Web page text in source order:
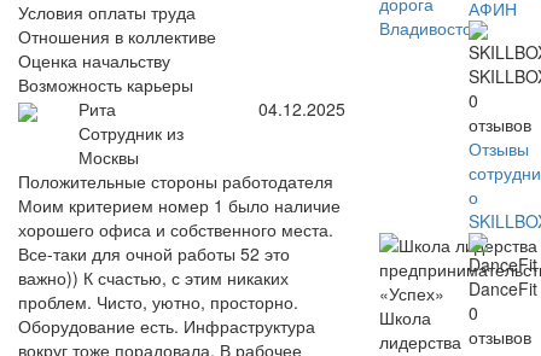
Условия оплаты труда
Отношения в коллективе
Оценка начальству
Возможность карьеры
Рита
Сотрудник из
Москвы
04.12.2025
Положительные стороны работодателя
Моим критерием номер 1 было наличие
хорошего офиса и собственного места.
Все-таки для очной работы 52 это
важно)) К счастью, с этим никаких
проблем. Чисто, уютно, просторно.
Оборудование есть. Инфраструктура
вокруг тоже порадовала. В рабочее
Владивосток
АФИН
0
отзывов
Отзывы
о
Школа
лидерства
DanceFit
0
отзывов